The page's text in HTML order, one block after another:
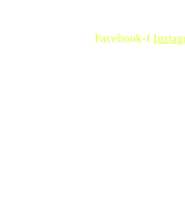
Facebook-f